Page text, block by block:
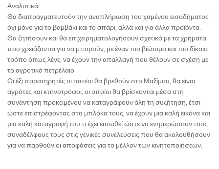
Αναλυτικά:
Θα διαπραγματευτούν την αναπλήρωση του χαμένου εισοδήματος
όχι μόνο για το βαμβάκι και το σιτάρι, αλλά και για άλλα προϊόντα.
Θα ζητήσουν και θα επιχειρηματολογήσουν σχετικά με τα χρήματα
που χρειάζονται για να μπορούν, με έναν πιο βιώσιμο και πιο δίκαιο
τρόπο όπως λένε, να έχουν την απαλλαγή που θέλουν σε σχέση με
το αγροτικό πετρέλαιο.
Οι έξι παρατηρητές οι οποίοι θα βρεθούν στο Μαξίμου, θα είναι
αγρότες και κτηνοτρόφοι, οι οποίοι θα βρίσκονται μέσα στη
συνάντηση προκειμένου να καταγράφουν όλη τη συζήτηση, έτσι
ώστε επιστρέφοντας στα μπλόκα τους, να έχουν μια καλή εικόνα και
μια καλή καταγραφή του τι έχει ειπωθεί ώστε να ενημερώσουν τους
συναδέλφους τους στις γενικές συνελεύσεις που θα ακολουθήσουν
για να παρθούν οι αποφάσεις για το μέλλον των κινητοποιήσεων.